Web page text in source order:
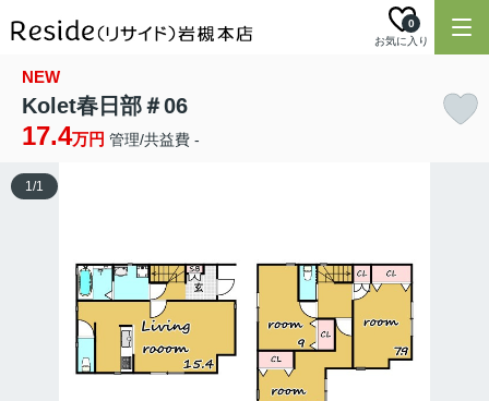
お気に入り
0
NEW
Kolet春日部＃06
17.4万円 管理/共益費 -
1/1